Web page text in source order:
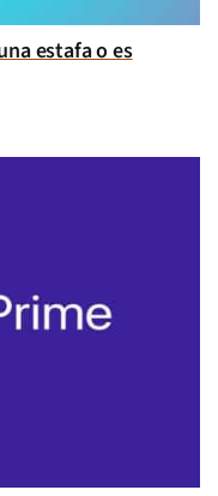
estafa o es